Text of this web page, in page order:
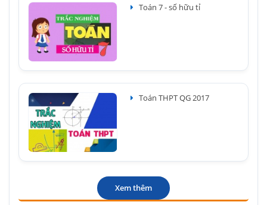
Toán 7 - số hữu tỉ
Toán THPT QG 2017
Xem thêm